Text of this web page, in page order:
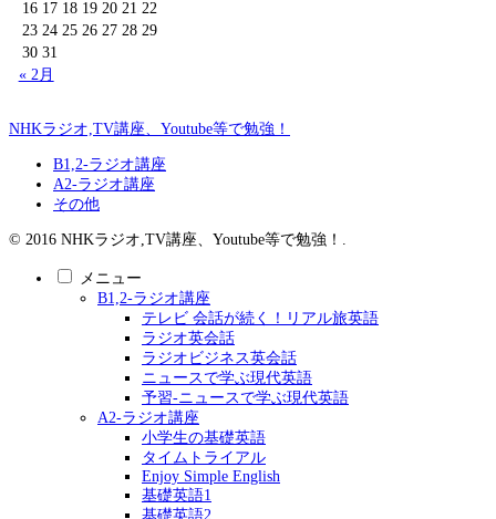
16 17 18 19 20 21 22
23 24 25 26 27 28 29
30 31
« 2月
NHKラジオ,TV講座、Youtube等で勉強！
B1,2-ラジオ講座
A2-ラジオ講座
その他
© 2016 NHKラジオ,TV講座、Youtube等で勉強！.
メニュー
B1,2-ラジオ講座
テレビ 会話が続く！リアル旅英語
ラジオ英会話
ラジオビジネス英会話
ニュースで学ぶ現代英語
予習-ニュースで学ぶ現代英語
A2-ラジオ講座
小学生の基礎英語
タイムトライアル
Enjoy Simple English
基礎英語1
基礎英語2